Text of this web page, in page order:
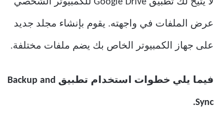
لا يتيح لك تطبيق Google Drive للكمبيوتر الشخصي
عرض الملفات في واجهته. يقوم بإنشاء مجلد جديد
على جهاز الكمبيوتر الخاص بك يضم ملفات مختلفة.
فيما يلي خطوات استخدام تطبيق Backup and
Sync.